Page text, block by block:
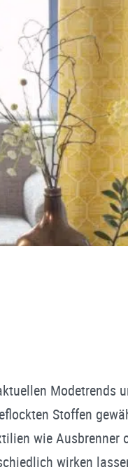
Modetrends
Stoffen
wie Ausbrenner
wirken